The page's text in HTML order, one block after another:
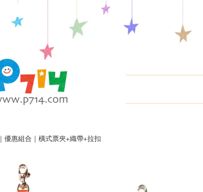
｜優惠組合｜橫式票夾+織帶+拉扣